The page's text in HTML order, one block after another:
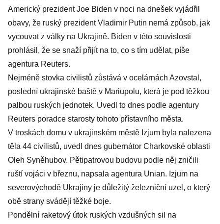
Americký prezident Joe Biden v noci na dnešek vyjádřil
obavy, že ruský prezident Vladimir Putin nemá způsob, jak
vycouvat z války na Ukrajině. Biden v této souvislosti
prohlásil, že se snaží přijít na to, co s tím udělat, píše
agentura Reuters.
Nejméně stovka civilistů zůstává v ocelárnách Azovstal,
poslední ukrajinské baště v Mariupolu, která je pod těžkou
palbou ruských jednotek. Uvedl to dnes podle agentury
Reuters poradce starosty tohoto přístavního města.
V troskách domu v ukrajinském městě Izjum byla nalezena
těla 44 civilistů, uvedl dnes gubernátor Charkovské oblasti
Oleh Syněhubov. Pětipatrovou budovu podle něj zničili
ruští vojáci v březnu, napsala agentura Unian. Izjum na
severovýchodě Ukrajiny je důležitý železniční uzel, o který
obě strany svádějí těžké boje.
Pondělní raketový útok ruských vzdušných sil na